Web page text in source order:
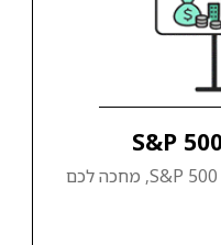
המדריך המלא לאיך להשקיע ב- S&P 500, מחכה לכם